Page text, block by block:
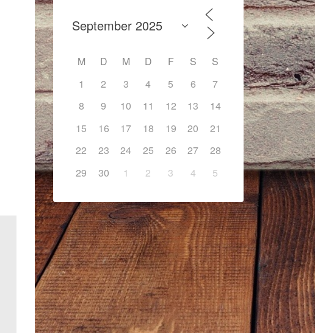
Office 365 Outlook
M D M D F S
S
1
2 3 4 5 6
7
8
9 10 11 12 13
14
15
16 17 18 19 20
21
22
23 24 25 26 27
28
29
30 1 2 3 4 5